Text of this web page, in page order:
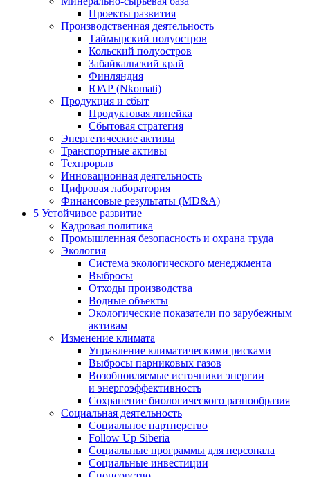
Проекты развития
Производственная деятельность
Таймырский полуостров
Кольский полуостров
Забайкальский край
Финляндия
ЮАР (Nkomati)
Продукция и сбыт
Продуктовая линейка
Сбытовая стратегия
Энергетические активы
Транспортные активы
Техпрорыв
Инновационная деятельность
Цифровая лаборатория
Финансовые результаты (MD&A)
5 Устойчивое развитие
Кадровая политика
Промышленная безопасность и охрана труда
Экология
Система экологического менеджмента
Выбросы
Отходы производства
Водные объекты
Экологические показатели по зарубежным
активам
Изменение климата
Управление климатическими рисками
Выбросы парниковых газов
Возобновляемые источники энергии
и энергоэффективность
Сохранение биологического разнообразия
Социальная деятельность
Социальное партнерство
Follow Up Siberia
Социальные программы для персонала
Социальные инвестиции